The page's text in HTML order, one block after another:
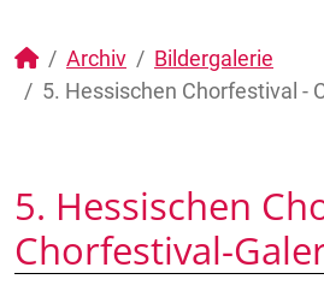
Archiv
Bildergalerie
5. Hessischen Chorfestival -
5. Hessischen
Chorfestival-